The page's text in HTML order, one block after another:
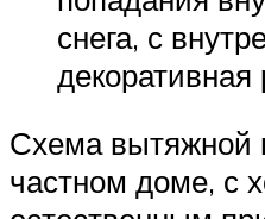
снега, с
декоративная
Схема вытяжной
частном доме, с